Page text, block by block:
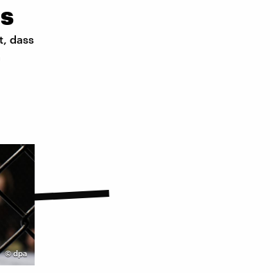
dass
©dpa